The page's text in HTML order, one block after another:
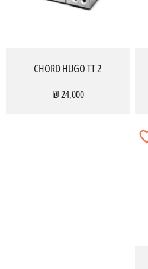
CHORD HUGO TT 2
24,000 ₪